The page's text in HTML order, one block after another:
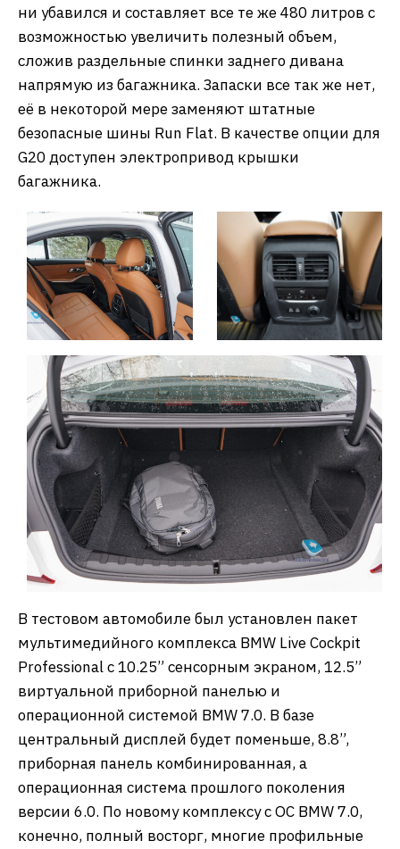
ни убавился и составляет все те же 480 литров с
возможностью увеличить полезный объем,
сложив раздельные спинки заднего дивана
напрямую из багажника. Запаски все так же нет,
её в некоторой мере заменяют штатные
безопасные шины Run Flat. В качестве опции для
G20 доступен электропривод крышки
багажника.
В тестовом автомобиле был установлен пакет
мультимедийного комплекса BMW Live Cockpit
Professional с 10.25” сенсорным экраном, 12.5”
виртуальной приборной панелью и
операционной системой BMW 7.0. В базе
центральный дисплей будет поменьше, 8.8”,
приборная панель комбинированная, а
операционная система прошлого поколения
версии 6.0. По новому комплексу с ОС BMW 7.0,
конечно, полный восторг, многие профильные